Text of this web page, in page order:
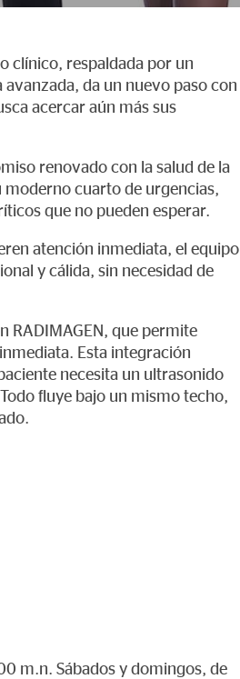
clínico, respaldada por un
da un nuevo paso con
acercar aún más sus
renovado con la salud de la
moderno cuarto de urgencias,
que no pueden esperar.
atención inmediata, el equipo
y cálida, sin necesidad de
RADIMAGEN, que permite
Esta integración
necesita un ultrasonido
fluye bajo un mismo techo,
m.n. Sábados y domingos, de